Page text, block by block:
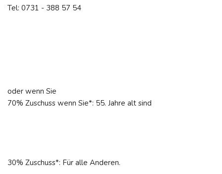
Tel: 0731 - 388 57 54
oder wenn Sie
70% Zuschuss wenn Sie*: 55. Jahre alt sind
30% Zuschuss*: Für alle Anderen.